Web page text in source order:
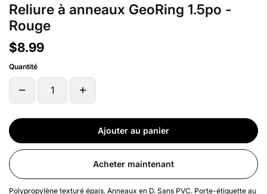
Reliure à anneaux GeoRing 1.5po -
Rouge
$8.99
Quantité
Ajouter au panier
Acheter maintenant
Polypropylène texturé épais. Anneaux en D. Sans PVC. Porte-étiquette au